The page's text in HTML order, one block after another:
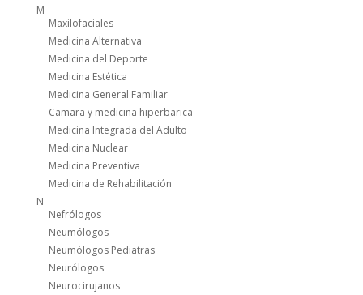
M
Maxilofaciales
Medicina Alternativa
Medicina del Deporte
Medicina Estética
Medicina General Familiar
Camara y medicina hiperbarica
Medicina Integrada del Adulto
Medicina Nuclear
Medicina Preventiva
Medicina de Rehabilitación
N
Nefrólogos
Neumólogos
Neumólogos Pediatras
Neurólogos
Neurocirujanos